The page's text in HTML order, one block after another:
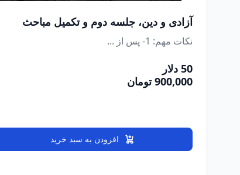
آزادی و دین، جلسه دوم و تکمیل مباحث
نکات مهم: 1- پس از ...
50 دلار
900,000 تومان
افزودن به سبد خرید